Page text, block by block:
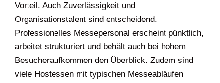
Vorteil. Auch Zuverlässigkeit und
Organisationstalent sind entscheidend.
Professionelles Messepersonal erscheint pünktlich,
arbeitet strukturiert und behält auch bei hohem
Besucheraufkommen den Überblick. Zudem sind
viele Hostessen mit typischen Messeabläufen